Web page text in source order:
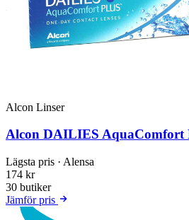
Alcon Linser
Alcon DAILIES AquaComfort
Lägsta pris · Alensa
174 kr
30 butiker
Jämför pris